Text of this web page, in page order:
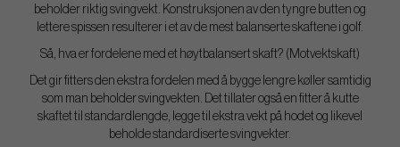
beholder riktig svingvekt. Konstruksjonen av den tyngre butten og
lettere spissen resulterer i et av de mest balanserte skaftene i golf.
Så, hva er fordelene med et høytbalansert skaft? (Motvektskaft)
Det gir fitters den ekstra fordelen med å bygge lengre køller samtidig
som man beholder svingvekten. Det tillater også en fitter å kutte
skaftet til standardlengde, legge til ekstra vekt på hodet og likevel
beholde standardiserte svingvekter.